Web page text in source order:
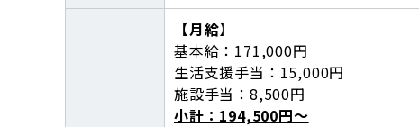
【月給】
基本給：171,000円
生活支援手当：15,000円
施設手当：8,500円
小計：194,500円～